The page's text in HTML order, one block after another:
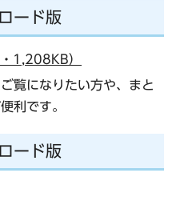
ード版
1,208KB）
覧になりたい方や、まと
利です。
ード版